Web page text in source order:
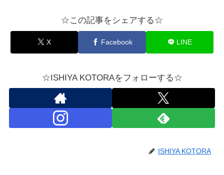
☆この記事をシェアする☆
X Facebook LINE
☆ISHIYA KOTORAをフォローする☆
ISHIYA KOTORA